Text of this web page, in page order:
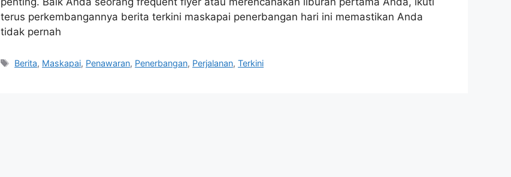
terus perkembangannya berita terkini maskapai penerbangan hari ini memastikan Anda
tidak pernah
Tags
Berita, Maskapai, Penawaran, Penerbangan, Perjalanan,Terkini